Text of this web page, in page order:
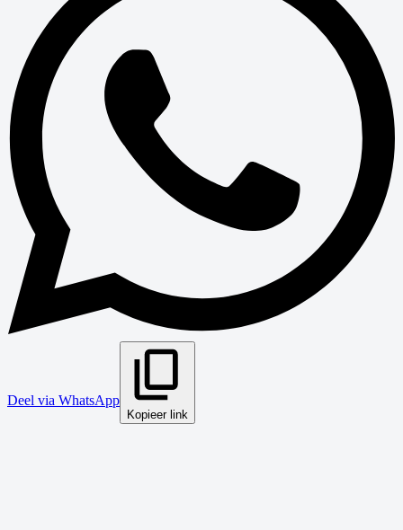
Deel via WhatsApp
Kopieer link